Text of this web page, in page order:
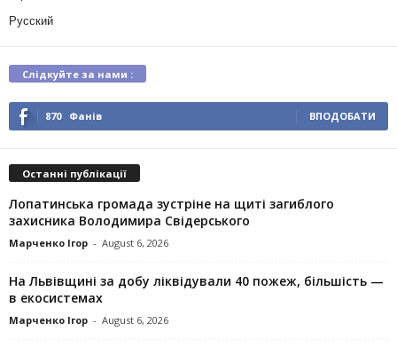
Русский
Слідкуйте за нами :
870 Фанів ВПОДОБАТИ
Останні публікації
Лопатинська громада зустріне на щиті загиблого
захисника Володимира Свідерського
Марченко Ігор - August 6, 2026
На Львівщині за добу ліквідували 40 пожеж, більшість —
в екосистемах
Марченко Ігор - August 6, 2026